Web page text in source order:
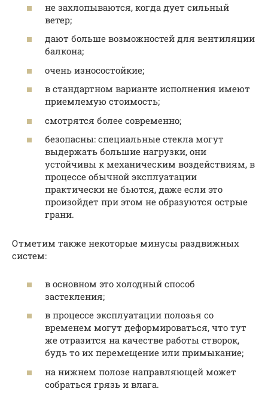
не захлопываются, когда дует сильный
ветер;
дают больше возможностей для вентиляции
балкона;
очень износостойкие;
в стандартном варианте исполнения имеют
приемлемую стоимость;
смотрятся более современно;
безопасны: специальные стекла могут
выдержать большие нагрузки, они
устойчивы к механическим воздействиям, в
процессе обычной эксплуатации
практически не бьются, даже если это
произойдет при этом не образуются острые
грани.
Отметим также некоторые минусы раздвижных
систем:
в основном это холодный способ
застекления;
в процессе эксплуатации полозья со
временем могут деформироваться, что тут
же отразится на качестве работы створок,
будь то их перемещение или примыкание;
на нижнем полозе направляющей может
собраться грязь и влага.